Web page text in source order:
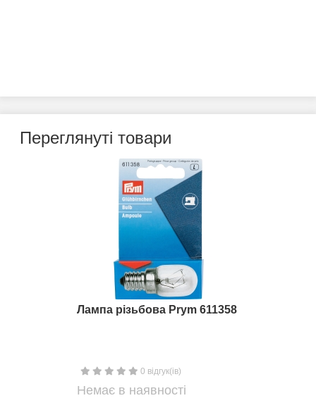
Переглянуті товари
Лампа різьбова Prym 611358
0 відгук(ів)
Немає в наявності